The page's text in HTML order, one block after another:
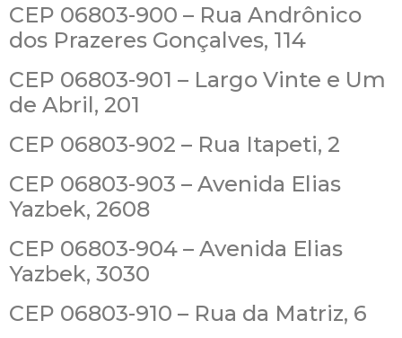
CEP 06803-900 – Rua Andrônico
dos Prazeres Gonçalves, 114
CEP 06803-901 – Largo Vinte e Um
de Abril, 201
CEP 06803-902 – Rua Itapeti, 2
CEP 06803-903 – Avenida Elias
Yazbek, 2608
CEP 06803-904 – Avenida Elias
Yazbek, 3030
CEP 06803-910 – Rua da Matriz, 6